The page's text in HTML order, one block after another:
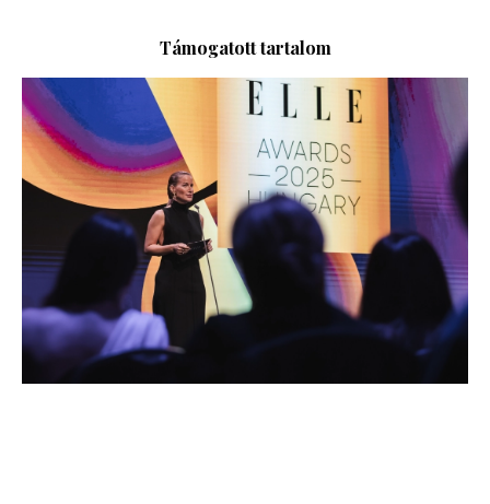
Ötletek
Szép terek
ANYA
AWARDS
BEAUTY AWARDS
EVENT
WEBSHOP
Támogatott tartalom